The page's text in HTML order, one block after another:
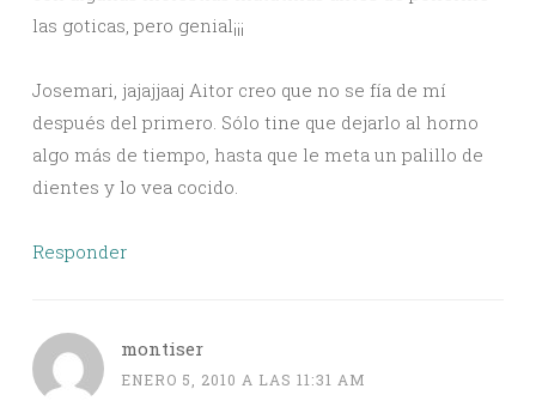
las goticas, pero genial¡¡¡
Josemari, jajajjaaj Aitor creo que no se fía de mí
después del primero. Sólo tine que dejarlo al horno
algo más de tiempo, hasta que le meta un palillo de
dientes y lo vea cocido.
Responder
montiser
ENERO 5, 2010 A LAS 11:31 AM